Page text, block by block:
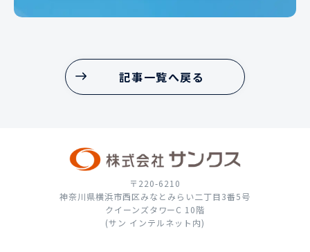
記事一覧へ戻る
記事一覧へ戻る
〒220-6210
神奈川県横浜市西区みなとみらい二丁目3番5号
クイーンズタワーC 10階
(サン インテルネット内)